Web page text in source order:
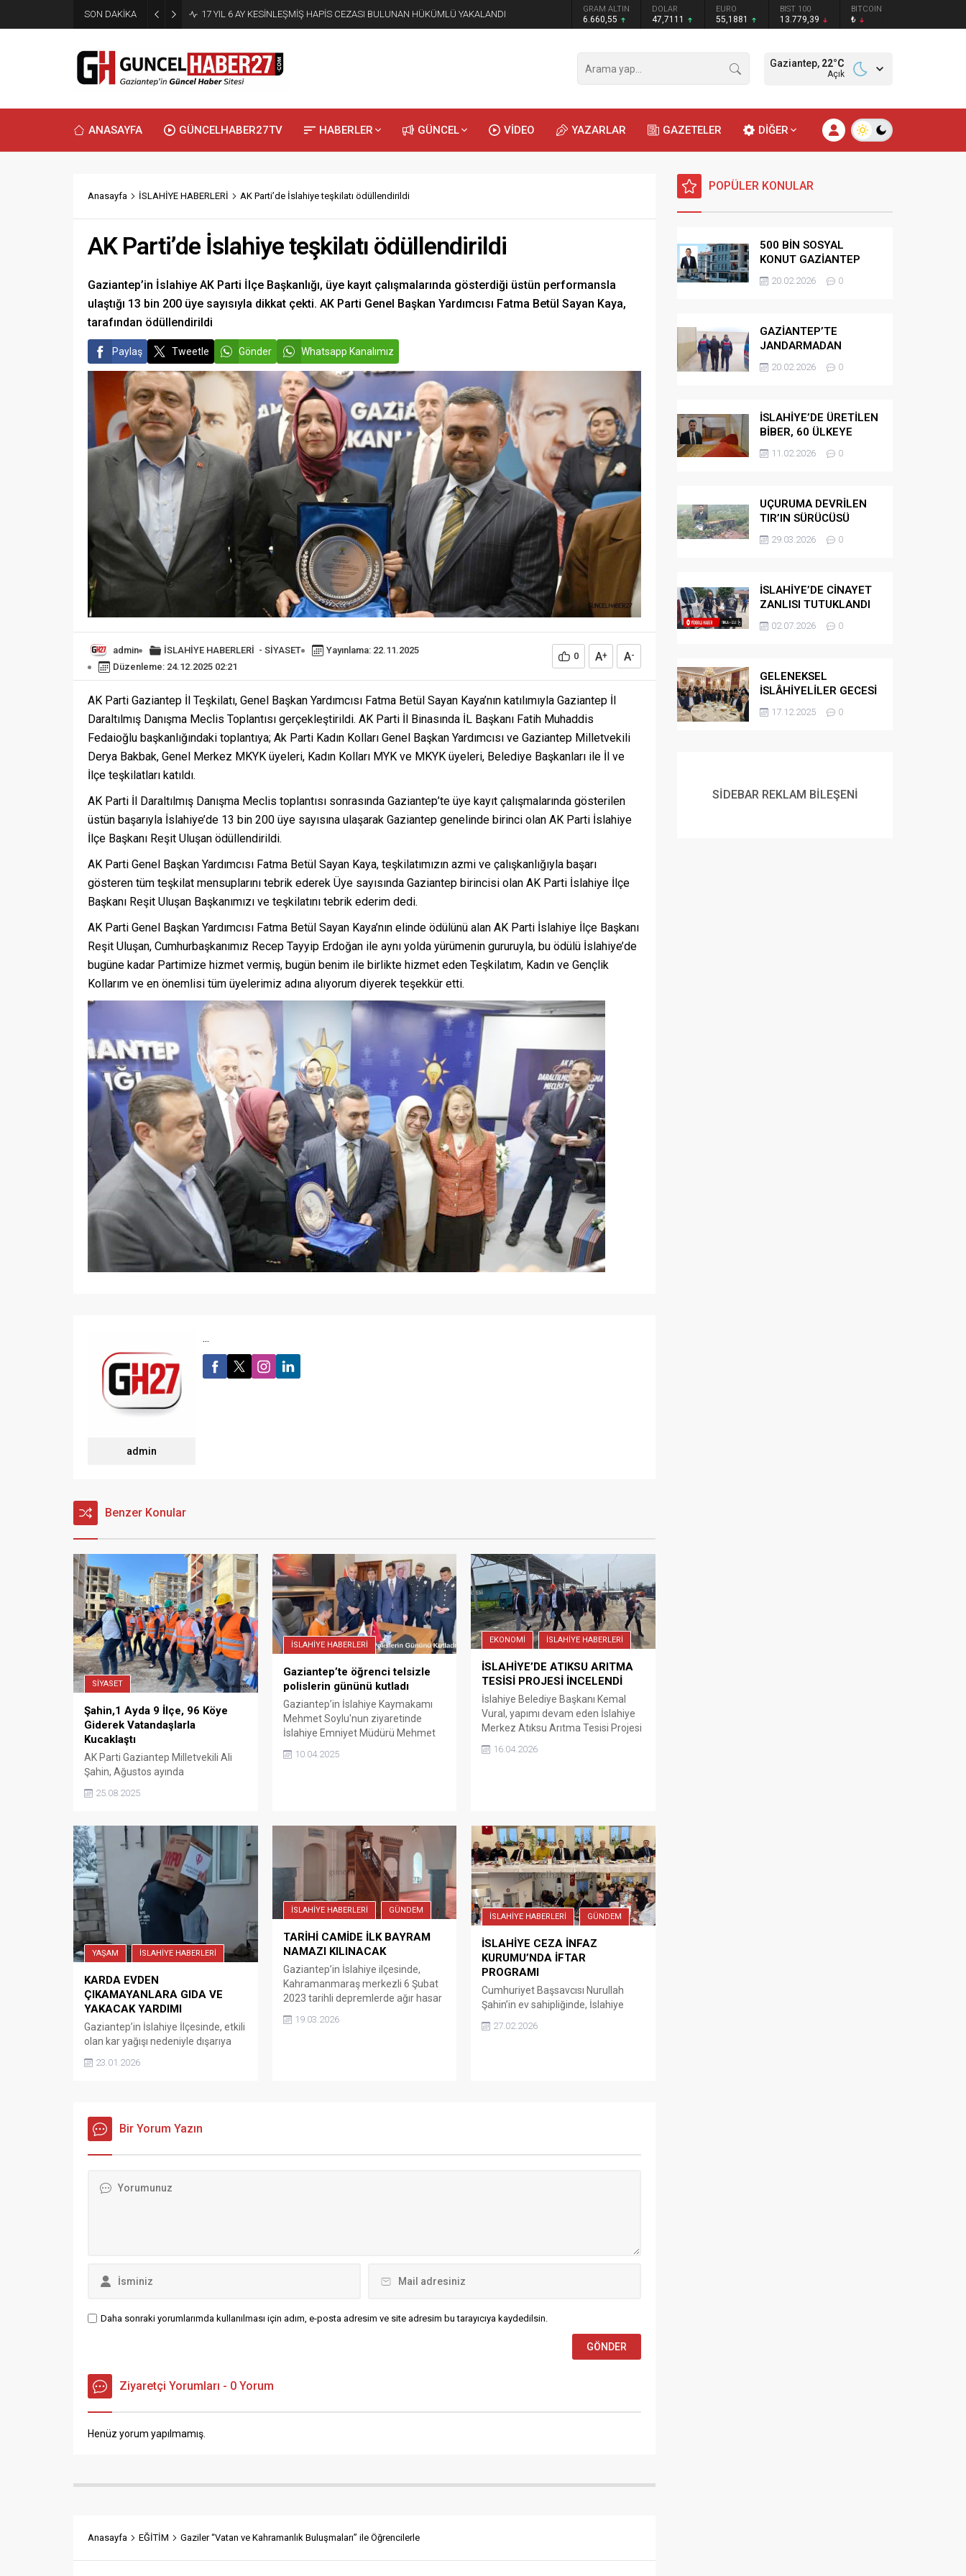
SON DAKİKA 17 YIL 6 AY KESİNLEŞMİŞ HAPİS CEZASI BULUNAN HÜKÜMLÜ YAKALANDI GRAM ALTIN
6.660,55
DOLAR
47,7111
EURO
55,1881
BIST 100
13.779,39
BITCOIN
₺
Gaziantep, 22°C
Açık
ANASAYFA GÜNCELHABER27TV HABERLER GÜNCEL VİDEO YAZARLAR GAZETELER DİĞER
Anasayfa İSLAHİYE HABERLERİ AK Parti’de İslahiye teşkilatı ödüllendirildi
AK Parti’de İslahiye teşkilatı ödüllendirildi
Gaziantep’in İslahiye AK Parti İlçe Başkanlığı, üye kayıt çalışmalarında gösterdiği üstün performansla
ulaştığı 13 bin 200 üye sayısıyla dikkat çekti. AK Parti Genel Başkan Yardımcısı Fatma Betül Sayan Kaya,
tarafından ödüllendirildi
Paylaş Tweetle Gönder Whatsapp Kanalımız
admin İSLAHİYE HABERLERİ - SİYASET
Yayınlama: 22.11.2025
Düzenleme: 24.12.2025 02:21
0 A+ A-
AK Parti Gaziantep İl Teşkilatı, Genel Başkan Yardımcısı Fatma Betül Sayan Kaya’nın katılımıyla Gaziantep İl
Daraltılmış Danışma Meclis Toplantısı gerçekleştirildi. AK Parti İl Binasında İL Başkanı Fatih Muhaddis
Fedaioğlu başkanlığındaki toplantıya; Ak Parti Kadın Kolları Genel Başkan Yardımcısı ve Gaziantep Milletvekili
Derya Bakbak, Genel Merkez MKYK üyeleri, Kadın Kolları MYK ve MKYK üyeleri, Belediye Başkanları ile İl ve
İlçe teşkilatları katıldı.
AK Parti İl Daraltılmış Danışma Meclis toplantısı sonrasında Gaziantep’te üye kayıt çalışmalarında gösterilen
üstün başarıyla İslahiye’de 13 bin 200 üye sayısına ulaşarak Gaziantep genelinde birinci olan AK Parti İslahiye
İlçe Başkanı Reşit Uluşan ödüllendirildi.
AK Parti Genel Başkan Yardımcısı Fatma Betül Sayan Kaya, teşkilatımızın azmi ve çalışkanlığıyla başarı
gösteren tüm teşkilat mensuplarını tebrik ederek Üye sayısında Gaziantep birincisi olan AK Parti İslahiye İlçe
Başkanı Reşit Uluşan Başkanımızı ve teşkilatını tebrik ederim dedi.
AK Parti Genel Başkan Yardımcısı Fatma Betül Sayan Kaya’nın elinde ödülünü alan AK Parti İslahiye İlçe Başkanı
Reşit Uluşan, Cumhurbaşkanımız Recep Tayyip Erdoğan ile aynı yolda yürümenin gururuyla, bu ödülü İslahiye’de
bugüne kadar Partimize hizmet vermiş, bugün benim ile birlikte hizmet eden Teşkilatım, Kadın ve Gençlik
Kollarım ve en önemlisi tüm üyelerimiz adına alıyorum diyerek teşekkür etti.
admin
...
Benzer Konular
SİYASET
Şahin,1 Ayda 9 İlçe, 96 Köye
Giderek Vatandaşlarla
Kucaklaştı
AK Parti Gaziantep Milletvekili Ali
Şahin, Ağustos ayında
Gaziantep’in 9 ilçesi ve 96 köyünü
kucaklaştı. Şahin,bu kapsamda
5390 kilometre yol kat etti.
25.08.2025
İSLAHİYE HABERLERİ
Gaziantep’te öğrenci telsizle
polislerin gününü kutladı
Gaziantep’in İslahiye Kaymakamı
Mehmet Soylu'nun ziyaretinde
İslahiye Emniyet Müdürü Mehmet
Taşkır,10 Nisan Polis Haftası
dolayısıyla koltuğunu temsili olarak
10.04.2025
EKONOMİ İSLAHİYE HABERLERİ
İSLAHİYE’DE ATIKSU ARITMA
TESİSİ PROJESİ İNCELENDİ
İslahiye Belediye Başkanı Kemal
Vural, yapımı devam eden İslahiye
Merkez Atıksu Arıtma Tesisi Projesi
bulunan heyeti ağırladı. Proje
Özcan, Bakanlık İzleme Birimi Şube
Müdürü ile GASKİ Arıtma Daire
Başkanı Mehmet Yüzbaşıoğlu...
16.04.2026
YAŞAM İSLAHİYE HABERLERİ
KARDA EVDEN
ÇIKAMAYANLARA GIDA VE
YAKACAK YARDIMI
Gaziantep’in İslahiye İlçesinde, etkili
olan kar yağışı nedeniyle dışarıya
çıkamayan ailelere İslahiye
Müftülüğü gıda kolisi ve yakacak
sokağa çıkamayan ihtiyaç
sahiplerine İslahiye İlçe Müftülüğü
ve Türkiye Diyanet Vakfı İslahiye
23.01.2026
İSLAHİYE HABERLERİ GÜNDEM
TARİHİ CAMİDE İLK BAYRAM
NAMAZI KILINACAK
Gaziantep’in İslahiye ilçesinde,
Kahramanmaraş merkezli 6 Şubat
2023 tarihli depremlerde ağır hasar
Camisi, restorasyon çalışmalarının
19.03.2026
İSLAHİYE HABERLERİ GÜNDEM
İSLAHİYE CEZA İNFAZ
KURUMU’NDA İFTAR
PROGRAMI
Cumhuriyet Başsavcısı Nurullah
Şahin’in ev sahipliğinde, İslahiye
düzenlenen iftar programında ilçe
27.02.2026
Bir Yorum Yazın
Daha sonraki yorumlarımda kullanılması için adım, e-posta adresim ve site adresim bu tarayıcıya kaydedilsin.
Ziyaretçi Yorumları - 0 Yorum
Henüz yorum yapılmamış.
Anasayfa EĞİTİM Gaziler “Vatan ve Kahramanlık Buluşmaları” ile Öğrencilerle
POPÜLER KONULAR
500 BİN SOSYAL
KONUT GAZİANTEP
HAK SAHİPLİĞİ
BELİRLEME KURASI-
20.02.2026 0
GAZİANTEP’TE
JANDARMADAN
GÖÇMEN
KAÇAKÇILARINA
20.02.2026 0
İSLAHİYE’DE ÜRETİLEN
BİBER, 60 ÜLKEYE
İHRAÇ EDİLİYOR
11.02.2026 0
UÇURUMA DEVRİLEN
TIR’IN SÜRÜCÜSÜ
HAYATINI KAYBETTİ
29.03.2026 0
İSLAHİYE’DE CİNAYET
ZANLISI TUTUKLANDI
02.07.2026 0
GELENEKSEL
İSLÂHİYELİLER GECESİ
DÜZENLENDİ
17.12.2025 0
SİDEBAR REKLAM BİLEŞENİ